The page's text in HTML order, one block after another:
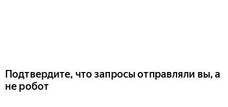
Подтвердите, что запросы отправляли вы, а
не робот